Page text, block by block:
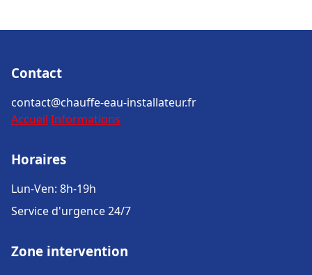
Contact
contact@chauffe-eau-installateur.fr
Accueil Informations
Horaires
Lun-Ven: 8h-19h
Service d'urgence 24/7
Zone intervention